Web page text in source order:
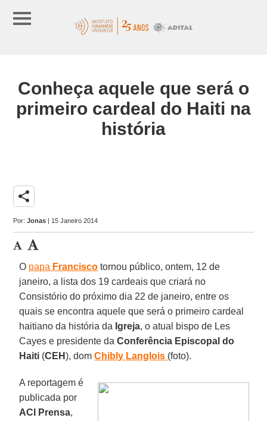
Conheça aquele que será o
primeiro cardeal do Haiti na
história
share
Por:Jonas | 15 Janeiro 2014
O papa Francisco tornou público, ontem, 12 de
janeiro, a lista dos 19 cardeais que criará no
Consistório do próximo dia 22 de janeiro, entre os
quais se encontra aquele que será o primeiro cardeal
haitiano da história da Igreja, o atual bispo de Les
Cayes e presidente daConferência Episcopal do
Haiti (CEH), domChibly Langlois (foto).
A reportagem é
publicada por
ACI Prensa,